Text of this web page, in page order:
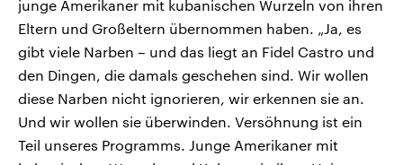
junge Amerikaner mit kubanischen Wurzeln von ihren
Eltern und Großeltern übernommen haben. „Ja, es
gibt viele Narben – und das liegt an Fidel Castro und
den Dingen, die damals geschehen sind. Wir wollen
diese Narben nicht ignorieren, wir erkennen sie an.
Und wir wollen sie überwinden. Versöhnung ist ein
Teil unseres Programms. Junge Amerikaner mit